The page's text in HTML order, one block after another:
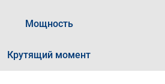
Мощность
Крутящий момент